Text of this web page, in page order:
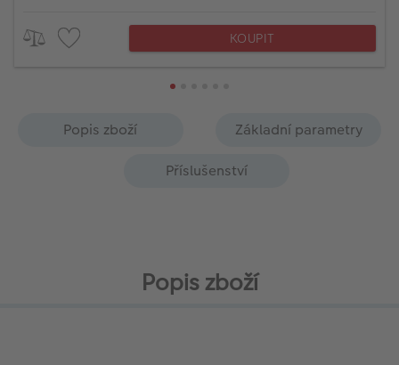
KOUPIT
Popis zboží
Základní parametry
Příslušenství
Popis zboží